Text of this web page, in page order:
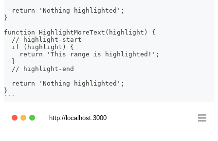
  return 'Nothing highlighted';
}
function HighlightMoreText(highlight) {
  // highlight-start
  if (highlight) {
    return 'This range is highlighted!';
  }
  // highlight-end
  return 'Nothing highlighted';
}
```
http://localhost:3000